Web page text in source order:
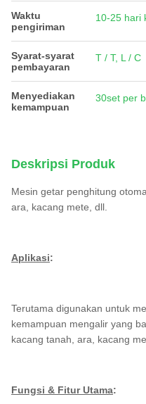
Waktu
pengiriman
10-25 hari
Syarat-syarat
pembayaran
T / T, L / C
Menyediakan
kemampuan
30set per
Deskripsi Produk
Mesin getar penghitung
ara, kacang mete, dll.
Aplikasi:
Terutama digunakan untuk
kemampuan mengalir yang
kacang tanah, ara, kacang
Fungsi & Fitur Utama: